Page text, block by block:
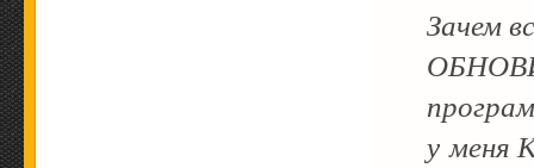
Зачем
у меня